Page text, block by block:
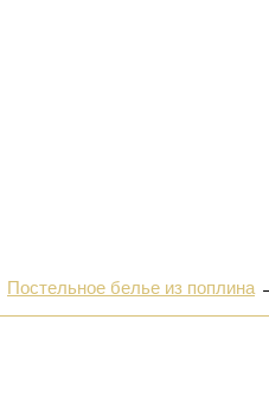
Постельное белье из поплина